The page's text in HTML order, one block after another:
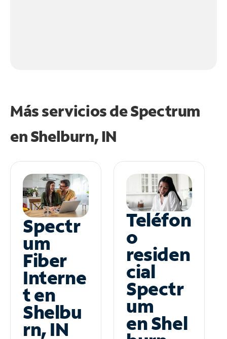
Más servicios de Spectrum
enShelburn, IN
Spectr
um
Fiber
Interne
t en
Shelbu
rn, IN
Teléfon
o
residen
cial
Spectr
um
en Shel